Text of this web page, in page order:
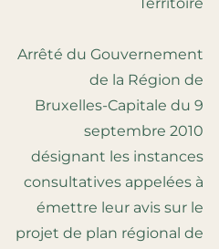
Arrêté du Gouvernement
de la Région de
Bruxelles-Capitale du 9
septembre 2010
désignant les instances
consultatives appelées à
émettre leur avis sur le
projet de plan régional de